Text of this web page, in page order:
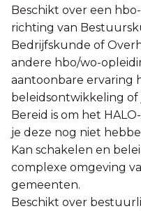
Beschikt over een
richting van
Bedrijfskunde of
andere hbo/wo-
aantoonbare ervaring
beleidsontwikkeling of
Bereid is om het
je deze nog niet
Kan schakelen en
complexe omgeving
gemeenten.
Beschikt over